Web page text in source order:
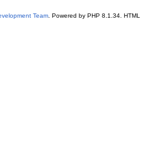
Team. Powered by PHP 8.1.34. HTML